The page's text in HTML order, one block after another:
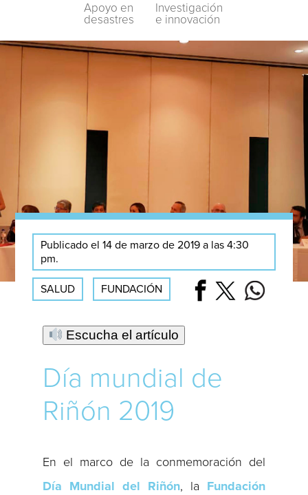
Apoyo en
desastres
Investigación
e innovación
Publicado el 14 de marzo de 2019 a las 4:30
pm.
SALUD FUNDACIÓN
Escucha el artículo
Día mundial de
Riñón 2019
En el marco de la conmemoración del
Día Mundial del Riñón, la Fundación